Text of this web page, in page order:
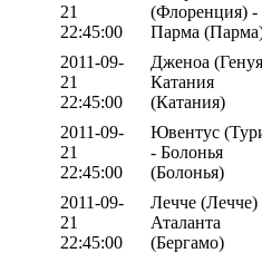
21
22:45:00
(Флоренция) -
Парма
2011-09-
21
22:45:00
Дженоа
Катания
(Катания)
2011-09-
21
22:45:00
Ювентус
- Болонья
(Болонья)
2011-09-
21
22:45:00
Лечче (Лечче)
Аталанта
(Бергамо)